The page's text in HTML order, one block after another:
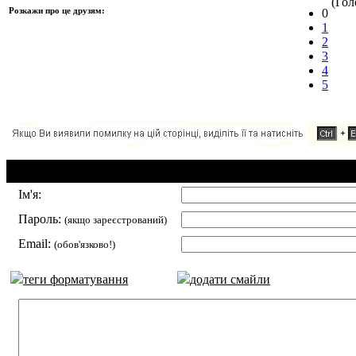
Розкажи про це друзям:
0
1
2
3
4
5
Ім'я:
Пароль: (якщо зареєстрований)
Email: (обов'язково!)
теги форматування додати смайли